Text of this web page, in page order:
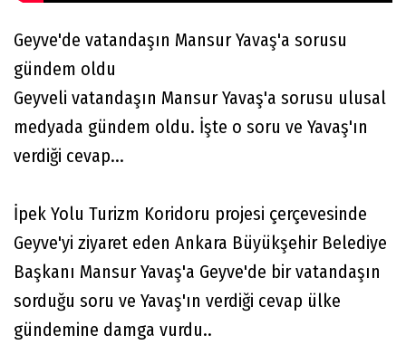
Geyve'de vatandaşın Mansur Yavaş'a sorusu
gündem oldu
Geyveli vatandaşın Mansur Yavaş'a sorusu ulusal
medyada gündem oldu. İşte o soru ve Yavaş'ın
verdiği cevap...
İpek Yolu Turizm Koridoru projesi çerçevesinde
Geyve'yi ziyaret eden Ankara Büyükşehir Belediye
Başkanı Mansur Yavaş'a Geyve'de bir vatandaşın
sorduğu soru ve Yavaş'ın verdiği cevap ülke
gündemine damga vurdu..